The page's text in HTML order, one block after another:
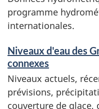
programme
internationales.
Niveaux d'eau des
connexes
Niveaux actuels,
prévisions,
couverture de glace,